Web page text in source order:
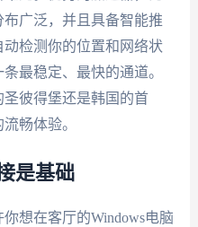
广泛，并且具备智能推
检测你的位置和网络状
最稳定、最快的通道。
彼得堡还是韩国的首
畅体验。
是基础
想在客厅的Windows电脑